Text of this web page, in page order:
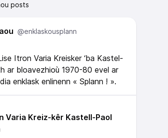
posts
@enklaskousplann
Itron Varia Kreisker ‘ba Kastel-
ar bloavezhioù 1970-80 evel ar
enklask enlinenn « Splann ! ».
Varia Kreiz-kêr Kastell-Paol